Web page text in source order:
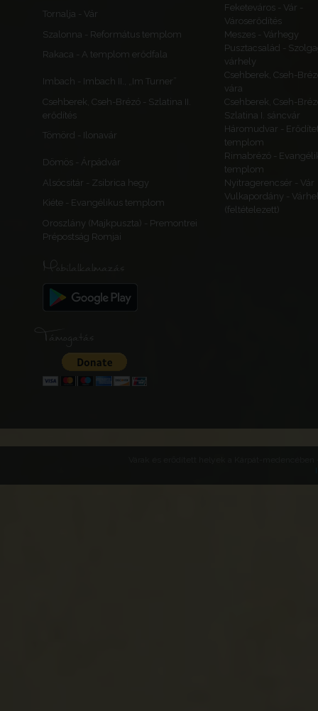
Tornalja - Vár
Feketeváros - Vár -
Városerődítés
Szalonna - Református templom
Meszes - Várhegy
Rakaca - A templom erődfala
Pusztacsalád -
várhely
Imbach - Imbach II., „Im Turner”
Csehberek, Cseh-
vára
Csehberek, Cseh-Brézó - Szlatina II.
erődítés
Csehberek, Cseh-
Szlatina I. sáncvár
Tömörd - Ilonavár
Háromudvar -
templom
Dömös - Árpádvár
Rimabrézó -
templom
Alsócsitár - Zsibrica hegy
Nyitragerencsér - Vár
Kiéte - Evangélikus templom
Vulkapordány -
(feltételezett)
Oroszlány (Majkpuszta) - Premontrei
Prépostság Romjai
Mobilalkalmazás
Támogatás